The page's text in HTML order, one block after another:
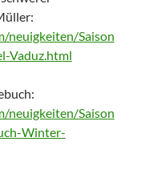
neuigkeiten/Saison
Vaduz.html
neuigkeiten/Saison
Winter-